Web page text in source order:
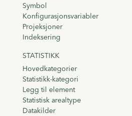
Symbol
Konfigurasjonsvariabler
Projeksjoner
Indeksering
STATISTIKK
Hovedkategorier
Statistikk-kategori
Legg til element
Statistisk arealtype
Datakilder